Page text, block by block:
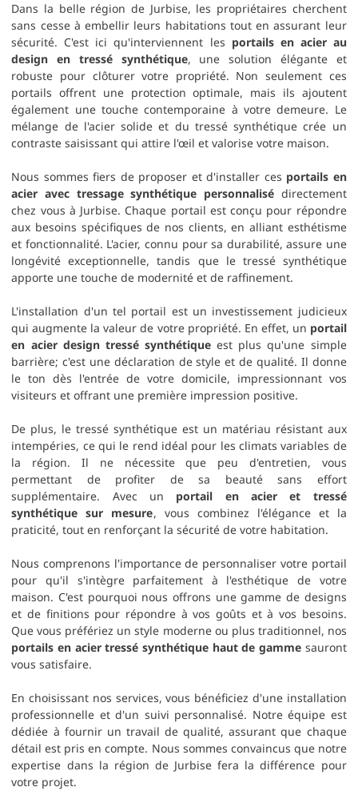
Dans la belle région de Jurbise, les propriétaires cherchent
sans cesse à embellir leurs habitations tout en assurant leur
sécurité. C'est ici qu'interviennent les portails en acier au
design en tressé synthétique, une solution élégante et
robuste pour clôturer votre propriété. Non seulement ces
portails offrent une protection optimale, mais ils ajoutent
également une touche contemporaine à votre demeure. Le
mélange de l'acier solide et du tressé synthétique crée un
contraste saisissant qui attire l'œil et valorise votre maison.
Nous sommes fiers de proposer et d'installer ces portails en
acier avec tressage synthétique personnalisédirectement
chez vous à Jurbise. Chaque portail est conçu pour répondre
aux besoins spécifiques de nos clients, en alliant esthétisme
et fonctionnalité. L'acier, connu pour sa durabilité, assure une
longévité exceptionnelle, tandis que le tressé synthétique
apporte une touche de modernité et de raffinement.
L'installation d'un tel portail est un investissement judicieux
qui augmente la valeur de votre propriété. En effet, un portail
en acier design tressé synthétique est plus qu'une simple
barrière; c'est une déclaration de style et de qualité. Il donne
le ton dès l'entrée de votre domicile, impressionnant vos
visiteurs et offrant une première impression positive.
De plus, le tressé synthétique est un matériau résistant aux
intempéries, ce qui le rend idéal pour les climats variables de
la région. Il ne nécessite que peu d'entretien, vous
permettant de profiter de sa beauté sans effort
supplémentaire. Avec un portail en acier et tressé
synthétique sur mesure, vous combinez l'élégance et la
praticité, tout en renforçant la sécurité de votre habitation.
Nous comprenons l'importance de personnaliser votre portail
pour qu'il s'intègre parfaitement à l'esthétique de votre
maison. C'est pourquoi nous offrons une gamme de designs
et de finitions pour répondre à vos goûts et à vos besoins.
Que vous préfériez un style moderne ou plus traditionnel, nos
portails en acier tressé synthétique haut de gammesauront
vous satisfaire.
En choisissant nos services, vous bénéficiez d'une installation
professionnelle et d'un suivi personnalisé. Notre équipe est
dédiée à fournir un travail de qualité, assurant que chaque
détail est pris en compte. Nous sommes convaincus que notre
expertise dans la région de Jurbise fera la différence pour
votre projet.